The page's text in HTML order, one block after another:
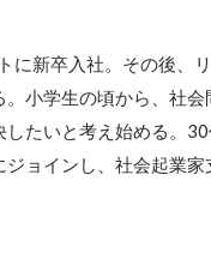
に新卒入社。その後、
小学生の頃から、社
したいと考え始める。
ョインし、社会起業